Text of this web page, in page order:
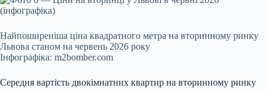
Найпоширеніша ціна квадратного метра на вторинному ринку
Львова станом на червень 2026 року
Інфографіка: m2bomber.com
Середня вартість двокімнатних квартир на вторинному ринку